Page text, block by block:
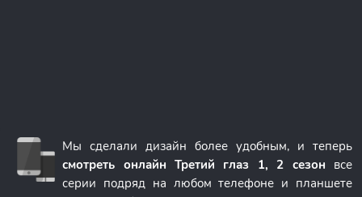
Мы сделали дизайн более удобным, и теперь
смотреть онлайн Третий глаз 1, 2 сезон все
серии подряд на любом телефоне и планшете